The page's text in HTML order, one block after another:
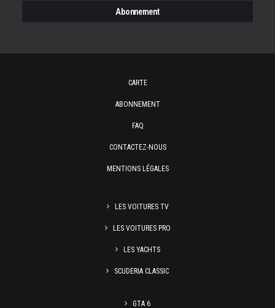
CARTE
ABONNEMENT
FAQ
CONTACTEZ-NOUS
MENTIONS LÉGALES
LES VOITURES TV
LES VOITURES PRO
LES YACHTS
SCUDERIA CLASSIC
GTA 6